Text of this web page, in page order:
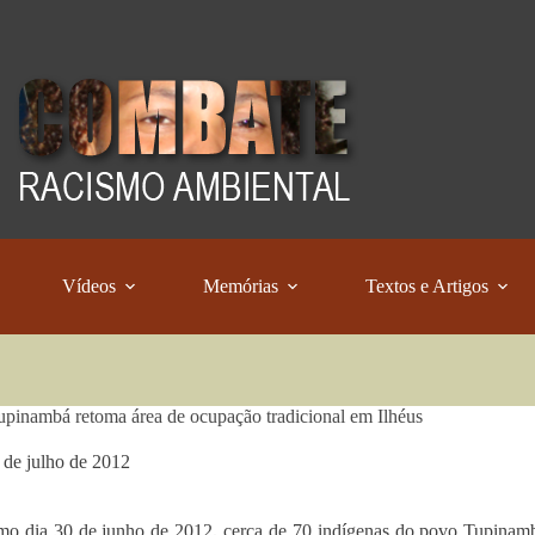
Vídeos Memórias Textos e Artigos
retoma área de ocupação tradicional em Ilhéus
de julho de 2012
dia 30 de junho de 2012, cerca de 70 indígenas do povo